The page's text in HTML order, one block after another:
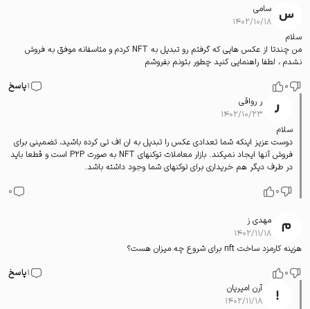
سامی
۱۴۰۲/۱۰/۱۸
سلام
من چندتا از عکس هایی که گرفتم رو تبدیل به NFT کردم و متاسفانه موفق به فروش
نشدم ، لطفا راهنمایی کنید چطور بتونم بفروشم
0
1پاسخ
ر رواقی
۱۴۰۲/۱۰/۲۳
سلام
دوست عزیز اینکه شما تعدادی عکس را تبدیل به ان اف تی کرده باشید، تضمینی برای
فروش آنها ایجاد نمیکند. بازار معاملات توکنهای NFT به صورت P2P است و قطعا باید
در طرف دیگر هم خریداری برای توکنهای شما وجود داشته باشد.
0
0
مهدی ز
۱۴۰۲/۱۱/۱۸
هزینه کارمزد ساخت nft برای شروع چه میزان هست؟
0
1پاسخ
آرن امیریان
۱۴۰۲/۱۱/۱۸